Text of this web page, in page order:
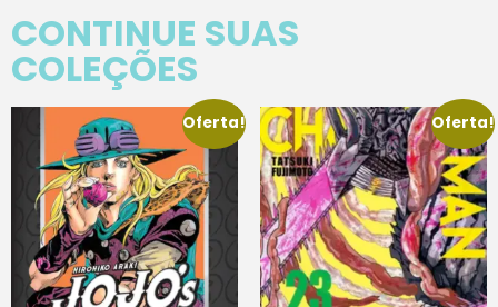
CONTINUE SUAS
COLEÇÕES
Oferta! Oferta!